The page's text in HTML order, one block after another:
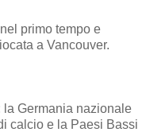
primo tempo e
a Vancouver.
la Germania nazionale
calcio e la Paesi Bassi